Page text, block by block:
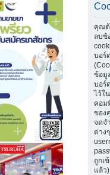
คุณต้
ลบข้
บอร์
ข้อมู
บอร์
ไว้ใน
คอม
ของ
จดจ
ต่าง
ถูกเ
แล้ว)